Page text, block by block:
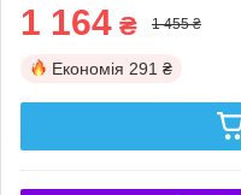
1 164 ₴ 1 455 ₴
Економія 291 ₴